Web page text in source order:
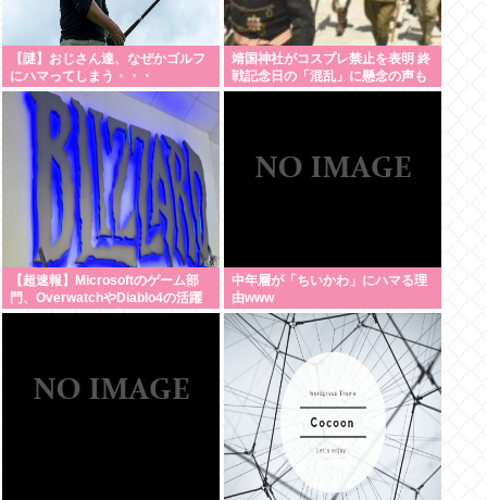
【謎】おじさん達、なぜかゴルフ
にハマってしまう・・・
靖国神社がコスプレ禁止を表明 終
戦記念日の「混乱」に懸念の声も
【超速報】Microsoftのゲーム部
門、OverwatchやDiablo4の活躍
によりBlizzardが牽引役となる
中年層が「ちいかわ」にハマる理
由www